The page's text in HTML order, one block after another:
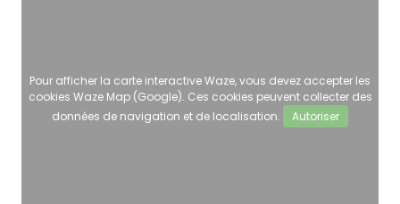
Pour afficher la carte interactive Waze, vous devez accepter les
cookies Waze Map (Google). Ces cookies peuvent collecter des
données de navigation et de localisation.
Autoriser